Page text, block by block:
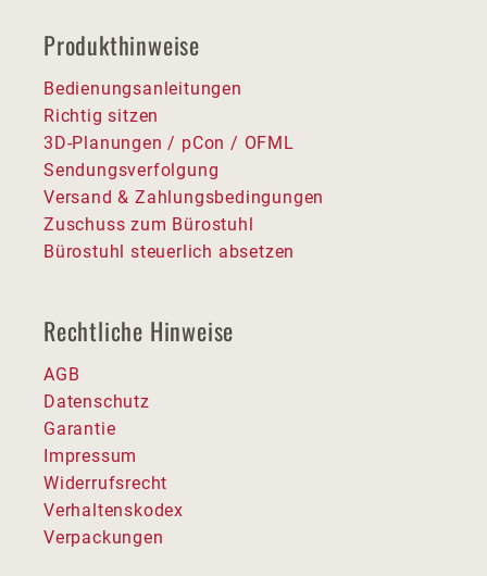
Produkthinweise
Bedienungsanleitungen
Richtig sitzen
3D-Planungen / pCon / OFML
Sendungsverfolgung
Versand & Zahlungsbedingungen
Zuschuss zum Bürostuhl
Bürostuhl steuerlich absetzen
Rechtliche Hinweise
AGB
Datenschutz
Garantie
Impressum
Widerrufsrecht
Verhaltenskodex
Verpackungen